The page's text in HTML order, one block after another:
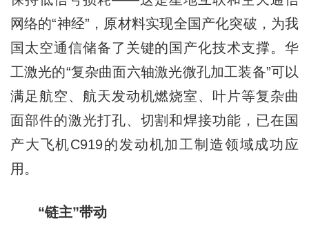
网络的“神经”，原材料实现全国产化突破，为我
国太空通信储备了关键的国产化技术支撑。华
工激光的“复杂曲面六轴激光微孔加工装备”可以
满足航空、航天发动机燃烧室、叶片等复杂曲
面部件的激光打孔、切割和焊接功能，已在国
产大飞机C919的发动机加工制造领域成功应
用。
“链主”带动